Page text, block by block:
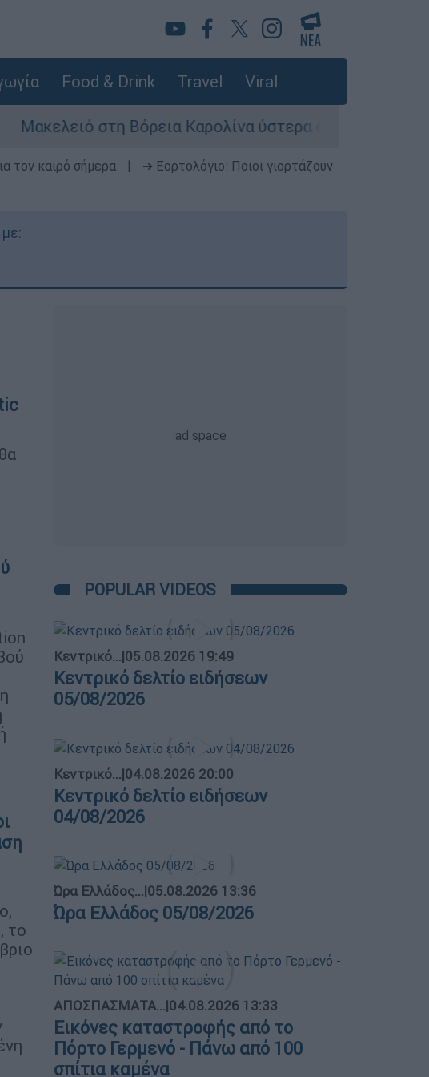
Food & Drink Travel Viral
Βόρεια Καρολίνα ύστερα από πυροβολισμούς: Νεκροί
τον καιρό σήμερα
➔ Εορτολόγιο: Ποιοι γιορτάζουν
το
POPULAR VIDEOS
Κεντρικό...|05.08.2026 19:49
Κεντρικό δελτίο ειδήσεων
05/08/2026
Κεντρικό...|04.08.2026 20:00
Κεντρικό δελτίο ειδήσεων
04/08/2026
Ώρα Ελλάδος...|05.08.2026 13:36
Ώρα Ελλάδος 05/08/2026
ΑΠΟΣΠΑΣΜΑΤΑ...|04.08.2026 13:33
Εικόνες καταστροφής από το
Πόρτο Γερμενό - Πάνω από 100
σπίτια καμένα